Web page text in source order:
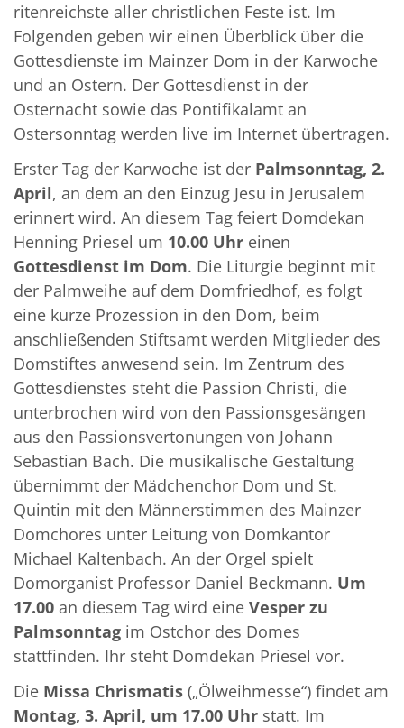
ritenreichste aller christlichen Feste ist. Im
Folgenden geben wir einen Überblick über die
Gottesdienste im Mainzer Dom in der Karwoche
und an Ostern. Der Gottesdienst in der
Osternacht sowie das Pontifikalamt an
Ostersonntag werden live im Internet übertragen.
Erster Tag der Karwoche ist der Palmsonntag, 2.
April, an dem an den Einzug Jesu in Jerusalem
erinnert wird. An diesem Tag feiert Domdekan
Henning Priesel um 10.00 Uhr einen
Gottesdienst im Dom. Die Liturgie beginnt mit
der Palmweihe auf dem Domfriedhof, es folgt
eine kurze Prozession in den Dom, beim
anschließenden Stiftsamt werden Mitglieder des
Domstiftes anwesend sein. Im Zentrum des
Gottesdienstes steht die Passion Christi, die
unterbrochen wird von den Passionsgesängen
aus den Passionsvertonungen von Johann
Sebastian Bach. Die musikalische Gestaltung
übernimmt der Mädchenchor Dom und St.
Quintin mit den Männerstimmen des Mainzer
Domchores unter Leitung von Domkantor
Michael Kaltenbach. An der Orgel spielt
Domorganist Professor Daniel Beckmann. Um
17.00 an diesem Tag wird eine Vesper zu
Palmsonntag im Ostchor des Domes
stattfinden. Ihr steht Domdekan Priesel vor.
Die Missa Chrismatis („Ölweihmesse“) findet am
Montag, 3. April, um 17.00 Uhr statt. Im